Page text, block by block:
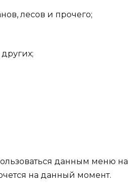
лесов и прочего;
данным меню на
на данный момент.